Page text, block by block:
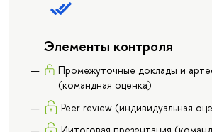
Элементы контроля
Промежуточные доклады и
(командная оценка)
Peer review (индивидуальная